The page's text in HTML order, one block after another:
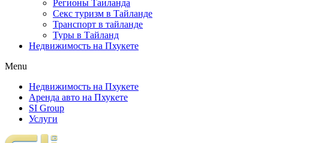
Регионы Таиланда
Секс туризм в Тайланде
Транспорт в тайланде
Туры в Тайланд
Недвижимость на Пхукете
Menu
Недвижимость на Пхукете
Аренда авто на Пхукете
SI Group
Услуги